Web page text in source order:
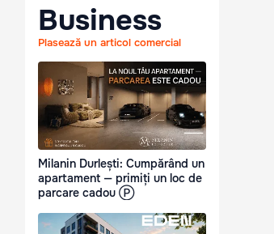
Business
Plasează un articol comercial
Milanin Durlești: Cumpărând un
apartament — primiți un loc de
parcare cadou Ⓟ